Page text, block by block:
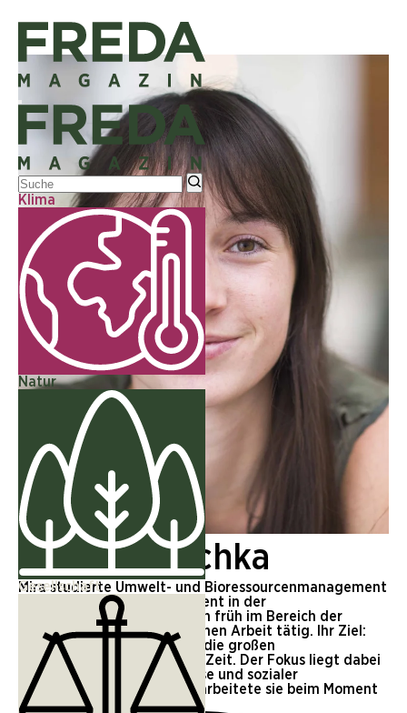
Klima
Natur
Gesellschaft
Mira Dolleschka
Mira studierte Umwelt- und Bioressourcenmanagement
und war durch ihr Engagement in der
Klimaschutzbewegung schon früh im Bereich der
Öffentlichkeits- und politischen Arbeit tätig. Ihr Ziel:
Verständnis zu schaffen für die großen
Herausforderungen unserer Zeit. Der Fokus liegt dabei
auf Umweltschutz, Klimakrise und sozialer
(Un)Gerechtigkeit. Zuletzt arbeitete sie beim Moment
Magazin.